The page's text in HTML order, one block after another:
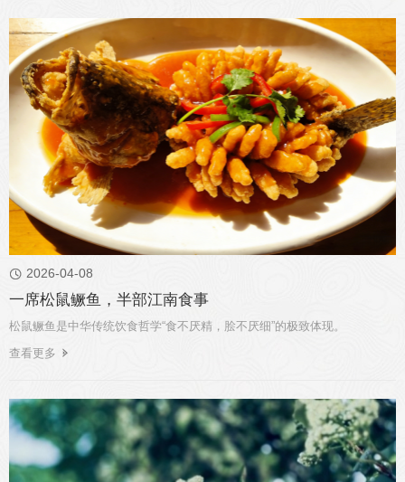
 2026-04-08
一席松鼠鳜鱼，半部江南食事
松鼠鳜鱼是中华传统饮食哲学“食不厌精，脍不厌细”的极致体现。
查看更多